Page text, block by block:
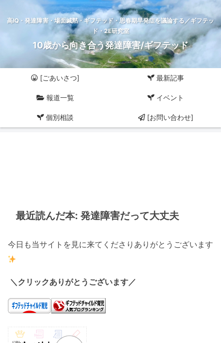
高IQ・発達障害・場面緘黙・ギフテッド・思春期早発症を議論する／ギフテッ
ド・2E研究室
10歳から向き合う発達障害/ギフテッド
[ごあいさつ] 最新記事
報道一覧 イベント
個別相談 [お問い合わせ]
最近読んだ本: 発達障害だって大丈夫
今日も当サイトを見に来てくださりありがとうございます
＼クリックありがとうございます／